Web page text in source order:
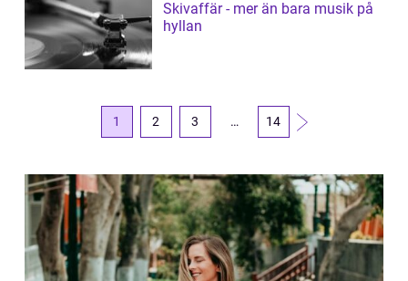
Skivaffär - mer än bara musik på
hyllan
1 2 3 … 14